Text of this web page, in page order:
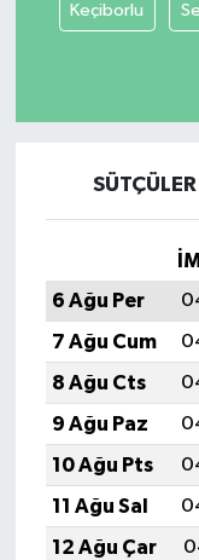
Keçiborlu
6 Ağu Per
7 Ağu Cum
8 Ağu Cts
9 Ağu Paz
10 Ağu Pts
11 Ağu Sal
12 Ağu Çar